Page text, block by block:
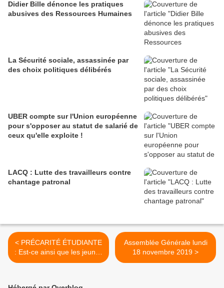
Didier Bille dénonce les pratiques
abusives des Ressources Humaines
La Sécurité sociale, assassinée par
des choix politiques délibérés
UBER compte sur l'Union européenne
pour s'opposer au statut de salarié de
ceux qu'elle exploite !
LACQ : Lutte des travailleurs contre
chantage patronal
< PRÉCARITÉ ÉTUDIANTE
: Est-ce ainsi que les jeunes
vivent ?
Assemblée Générale lundi
18 novembre 2019 >